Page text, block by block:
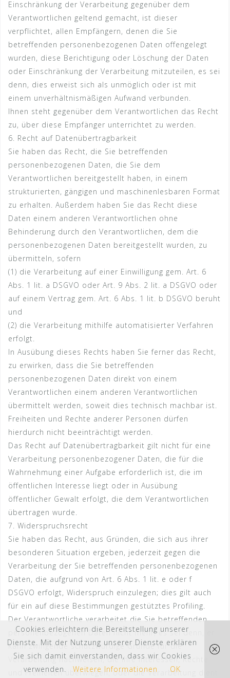
Einschränkung der Verarbeitung gegenüber dem
Verantwortlichen geltend gemacht, ist dieser
verpflichtet, allen Empfängern, denen die Sie
betreffenden personenbezogenen Daten offengelegt
wurden, diese Berichtigung oder Löschung der Daten
oder Einschränkung der Verarbeitung mitzuteilen, es sei
denn, dies erweist sich als unmöglich oder ist mit
einem unverhältnismäßigen Aufwand verbunden.
Ihnen steht gegenüber dem Verantwortlichen das Recht
zu, über diese Empfänger unterrichtet zu werden.
6. Recht auf Datenübertragbarkeit
Sie haben das Recht, die Sie betreffenden
personenbezogenen Daten, die Sie dem
Verantwortlichen bereitgestellt haben, in einem
strukturierten, gängigen und maschinenlesbaren Format
zu erhalten. Außerdem haben Sie das Recht diese
Daten einem anderen Verantwortlichen ohne
Behinderung durch den Verantwortlichen, dem die
personenbezogenen Daten bereitgestellt wurden, zu
übermitteln, sofern
(1) die Verarbeitung auf einer Einwilligung gem. Art. 6
Abs. 1 lit. a DSGVO oder Art. 9 Abs. 2 lit. a DSGVO oder
auf einem Vertrag gem. Art. 6 Abs. 1 lit. b DSGVO beruht
und
(2) die Verarbeitung mithilfe automatisierter Verfahren
erfolgt.
In Ausübung dieses Rechts haben Sie ferner das Recht,
zu erwirken, dass die Sie betreffenden
personenbezogenen Daten direkt von einem
Verantwortlichen einem anderen Verantwortlichen
übermittelt werden, soweit dies technisch machbar ist.
Freiheiten und Rechte anderer Personen dürfen
hierdurch nicht beeinträchtigt werden.
Das Recht auf Datenübertragbarkeit gilt nicht für eine
Verarbeitung personenbezogener Daten, die für die
Wahrnehmung einer Aufgabe erforderlich ist, die im
öffentlichen Interesse liegt oder in Ausübung
öffentlicher Gewalt erfolgt, die dem Verantwortlichen
übertragen wurde.
7. Widerspruchsrecht
Sie haben das Recht, aus Gründen, die sich aus ihrer
besonderen Situation ergeben, jederzeit gegen die
Verarbeitung der Sie betreffenden personenbezogenen
Daten, die aufgrund von Art. 6 Abs. 1 lit. e oder f
DSGVO erfolgt, Widerspruch einzulegen; dies gilt auch
für ein auf diese Bestimmungen gestütztes Profiling.
Der Verantwortliche verarbeitet die Sie betreffenden
personenbezogenen Daten nicht mehr, es sei denn, er
kann zwingende schutzwürdige Gründe für die
Verarbeitung nachweisen, die Ihre Interessen, Rechte
und Freiheiten überwiegen, oder die Verarbeitung dient
Cookies erleichtern die Bereitstellung unserer
Dienste. Mit der Nutzung unserer Dienste erklären
Sie sich damit einverstanden, dass wir Cookies
verwenden.
Weitere Informationen OK